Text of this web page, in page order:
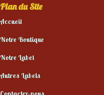
Plan du Site
Accueil
Notre Boutique
Notre Label
Autres Labels